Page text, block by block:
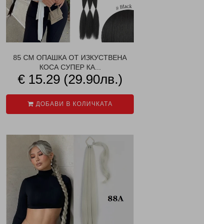
85 СМ ОПАШКА ОТ ИЗКУСТВЕНА
КОСА СУПЕР КА...
€ 15.29 (29.90лв.)
ДОБАВИ В КОЛИЧКАТА